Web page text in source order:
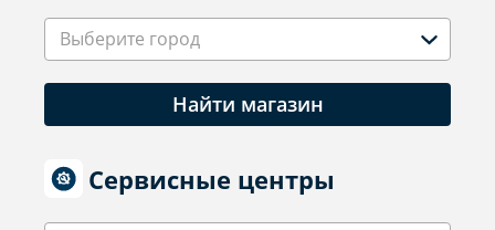
Выберите город
Найти магазин
Сервисные центры